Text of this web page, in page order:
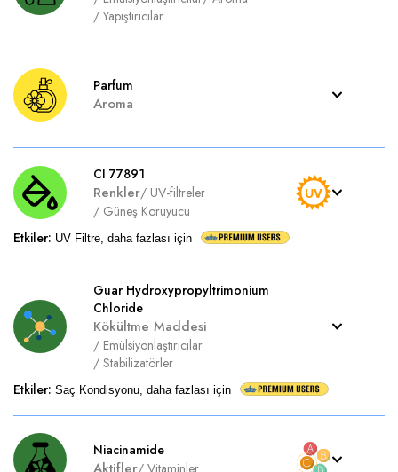
/ Yapıştırıcılar
Parfum
Aroma
CI 77891
Renkler/ UV-filtreler
/ Güneş Koruyucu
Etkiler: UV Filtre, daha fazlası için
Guar Hydroxypropyltrimonium
Chloride
Kökültme Maddesi
/ Emülsiyonlaştırıcılar
/ Stabilizatörler
Etkiler: Saç Kondisyonu, daha fazlası için
Niacinamide
/ Vitaminler